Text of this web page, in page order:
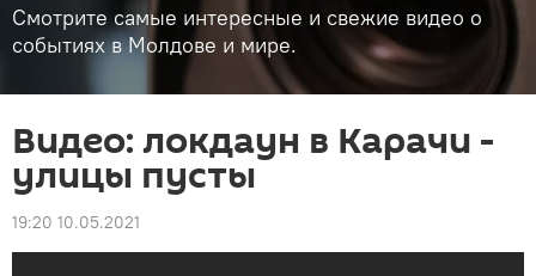
Смотрите самые интересные и свежие видео о
событиях в Молдове и мире.
Видео: локдаун в Карачи -
улицы пусты
19:20 10.05.2021